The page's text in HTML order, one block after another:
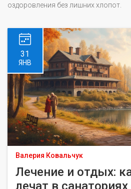
оздоровления без лишних хлопот.
31
ЯНВ
Валерия Ковальчук
Лечение и отдых:
лечат в санаториях